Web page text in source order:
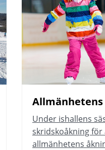
Under ishallens
skridskoåkning för
allmänhetens